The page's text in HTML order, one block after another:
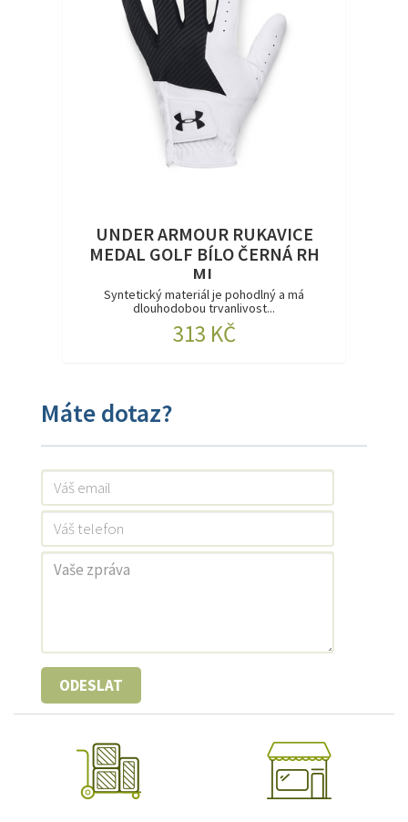
UNDER ARMOUR RUKAVICE
MEDAL GOLF BÍLO ČERNÁ RH
ML
Syntetický materiál je pohodlný a má
dlouhodobou trvanlivost...
313 KČ
Máte dotaz?
ODESLAT